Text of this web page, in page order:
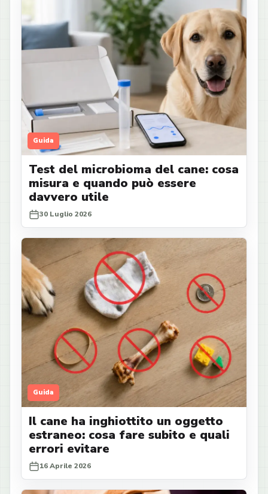
Guida
Test del microbioma del cane: cosa
misura e quando può essere
davvero utile
30 Luglio 2026
Guida
Il cane ha inghiottito un oggetto
estraneo: cosa fare subito e quali
errori evitare
16 Aprile 2026